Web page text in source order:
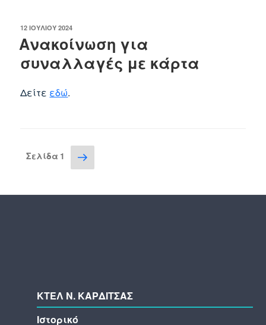
ΔΗΜΟΣΙΕΎΤΗΚΕ
12 ΙΟΥΛΊΟΥ 2024
Ανακοίνωση για
συναλλαγές με κάρτα
Δείτε εδώ.
Σελιδοποίηση
άρθρων
Σελίδα 1 Επόμενη
σελίδα
ΚΤΕΛ N. ΚΑΡΔΙΤΣΑΣ
Ιστορικό